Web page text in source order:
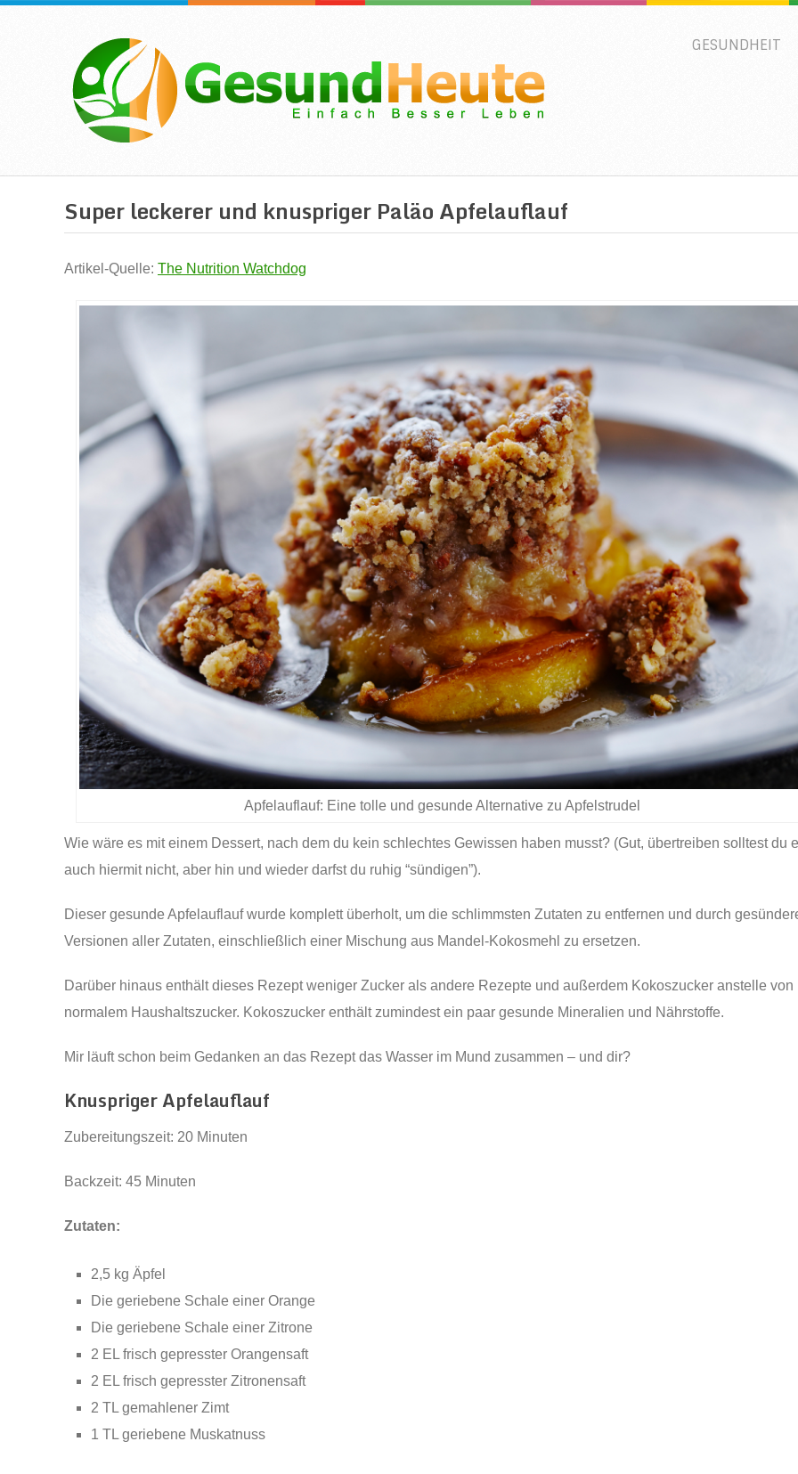
GESUNDHEIT
Super leckerer und knuspriger Paläo Apfelauflauf
Artikel-Quelle: The Nutrition Watchdog
Apfelauflauf: Eine tolle und gesunde Alternative zu Apfelstrudel
Wie wäre es mit einem Dessert, nach dem du kein schlechtes Gewissen haben musst? (Gut, übertreiben solltest du
auch hiermit nicht, aber hin und wieder darfst du ruhig “sündigen”).
Dieser gesunde Apfelauflauf wurde komplett überholt, um die schlimmsten Zutaten zu entfernen und durch
Versionen aller Zutaten, einschließlich einer Mischung aus Mandel-Kokosmehl zu ersetzen.
Darüber hinaus enthält dieses Rezept weniger Zucker als andere Rezepte und außerdem Kokoszucker anstelle von
normalem Haushaltszucker. Kokoszucker enthält zumindest ein paar gesunde Mineralien und Nährstoffe.
Mir läuft schon beim Gedanken an das Rezept das Wasser im Mund zusammen – und dir?
Knuspriger Apfelauflauf
Zubereitungszeit: 20 Minuten
Backzeit: 45 Minuten
Zutaten:
2,5 kg Äpfel
Die geriebene Schale einer Orange
Die geriebene Schale einer Zitrone
2 EL frisch gepresster Orangensaft
2 EL frisch gepresster Zitronensaft
2 TL gemahlener Zimt
1 TL geriebene Muskatnuss